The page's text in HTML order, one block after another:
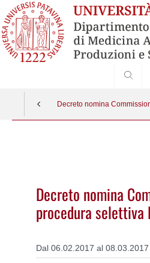
Decreto nomina
Decreto nomina
procedura selettiva
Dal 06.02.2017 al 08.03.2017